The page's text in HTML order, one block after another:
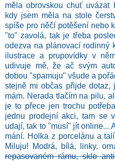
měla obrovskou chuť uvázat
kdy jsem měla na stole
spíše pro něčí potěšení nebo
"to" zavolá, tak je třeba
odezva na plánovací rodinný
ilustrace a prupovídky v
udivuje mě, že ač svým
dobou "spamuju" všude a
stejně mi občas přijde dotaz,
mám. Nerada tlačím na pilu,
je to přece jen trochu
jednu prodejní akci, tam se
udají, tak to "musí" jít online...
mání. Holka z porcelánu a
Miluju! Modrá, bílá, linky,
repasovaném rámu, sklo